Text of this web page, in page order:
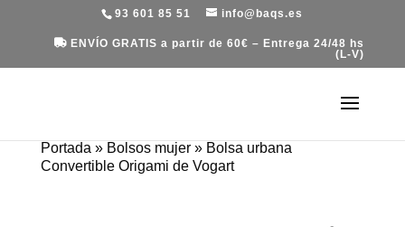
93 601 85 51 info@baqs.es
ENVÍO GRATIS a partir de 60€ – Entrega 24/48 hs
(L-V)
Portada » Bolsos mujer» Bolsa urbana
Convertible Origami de Vogart